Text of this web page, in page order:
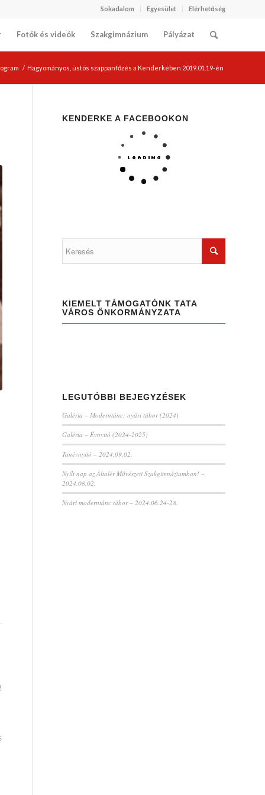
Sokadalom Egyesület Elérhetőség
Fotók és videók Szakgimnázium Pályázat
/ Hagyományos, üstös szappanfőzés a Kenderkében 2019.01.19-én
KENDERKE A FACEBOOKON
KIEMELT TÁMOGATÓNK TATA
VÁROS ÖNKORMÁNYZATA
LEGUTÓBBI BEJEGYZÉSEK
Galéria – Moderntánc: nyári tábor (2024)
Galéria – Évnyitó (2024-2025)
Tanévnyitó – 2024.09.02.
Nyílt nap az Általér Művészeti Szakgimnáziumban! –
2024.08.02.
Nyári moderntánc tábor – 2024.06.24-28.